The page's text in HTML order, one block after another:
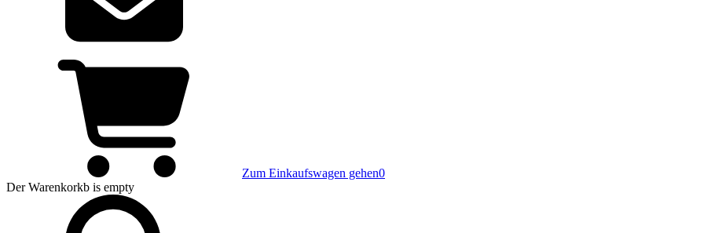
Zum Einkaufswagen gehen0
Der Warenkorkb is empty